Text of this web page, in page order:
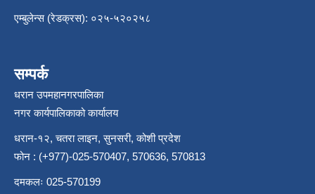
एम्बुलेन्स (रेडक्रस): ०२५-५२०२५८
सम्पर्क
धरान उपमहानगरपालिका
नगर कार्यपालिकाको कार्यालय
धरान-१२, चतरा लाइन, सुनसरी, कोशी प्रदेश
फोन : (+977)-025-570407, 570636, 570813
दमकलः 025-570199